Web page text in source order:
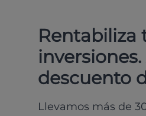
Rentabiliza
descuento
Llevamos más de